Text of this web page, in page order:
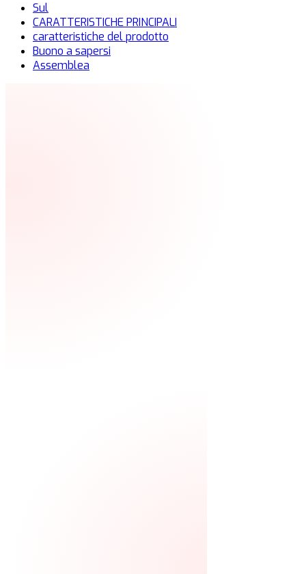
Sul
CARATTERISTICHE PRINCIPALI
caratteristiche del prodotto
Buono a sapersi
Assemblea